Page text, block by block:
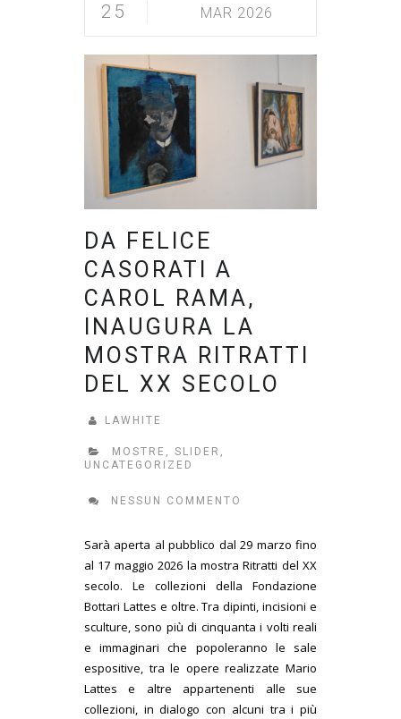
25 MAR 2026
DA FELICE
CASORATI A
CAROL RAMA,
INAUGURA LA
MOSTRA RITRATTI
DEL XX SECOLO
LAWHITE
MOSTRE , SLIDER ,
UNCATEGORIZED
NESSUN COMMENTO
Sarà aperta al pubblico dal 29 marzo fino
al 17 maggio 2026 la mostra Ritratti del XX
secolo. Le collezioni della Fondazione
Bottari Lattes e oltre. Tra dipinti, incisioni e
sculture, sono più di cinquanta i volti reali
e immaginari che popoleranno le sale
espositive, tra le opere realizzate Mario
Lattes e altre appartenenti alle sue
collezioni, in dialogo con alcuni tra i più